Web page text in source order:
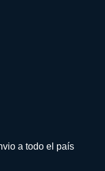
a todo el país